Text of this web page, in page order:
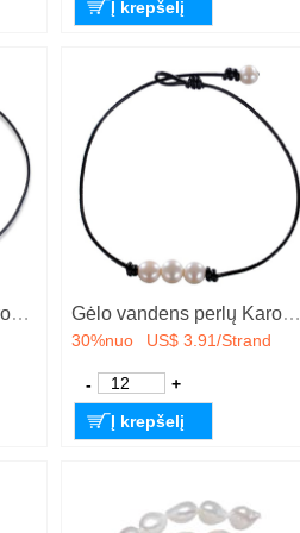
Į krepšelį
Gėlo vandens perlų Karoliai, su PU, Bulvė, natūralus, įvairaus ilgio pasirinkimo & taip pat gali būti prijungiamas wrap apyrankė & skirtingo dydžio pasirinkimo & moters, daugiau spalvų pasirinkimas, Pardavė Strand Gėlo vandens perlų Karoliai, su PU, Bulvė, natūralus, įvairaus ilgio pasirinkimo & taip pat gali būti prijungiamas wrap apyrankė & skirtingo dydžio pasirinkimo
30%nuo US$ 3.91/Strand
-
+
Į krepšelį